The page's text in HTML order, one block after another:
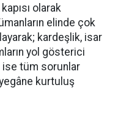
olarak
elinde çok
kardeşlik, isar
yol gösterici
ise tüm sorunlar
kurtuluş